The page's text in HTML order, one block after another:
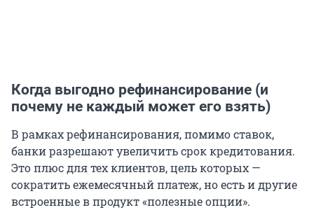
Когда выгодно рефинансирование (и
почему не каждый может его взять)
В рамках рефинансирования, помимо ставок,
банки разрешают увеличить срок кредитования.
Это плюс для тех клиентов, цель которых —
сократить ежемесячный платеж, но есть и другие
встроенные в продукт «полезные опции».